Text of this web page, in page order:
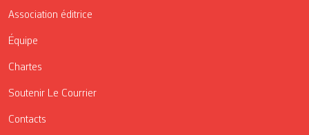
Association éditrice
Équipe
Chartes
Soutenir Le Courrier
Contacts